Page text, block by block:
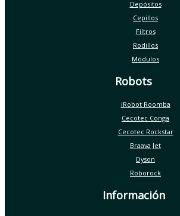
Depósitos
Cepillos
Filtros
Rodillos
Módulos
Robots
iRobot Roomba
Cecotec Conga
Cecotec Rockstar
Braava Jet
Dyson
Roborock
Información